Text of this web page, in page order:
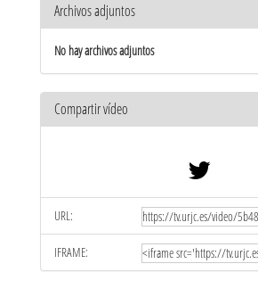
Archivos adjuntos
No hay archivos adjuntos
Compartir vídeo
URL:
IFRAME: